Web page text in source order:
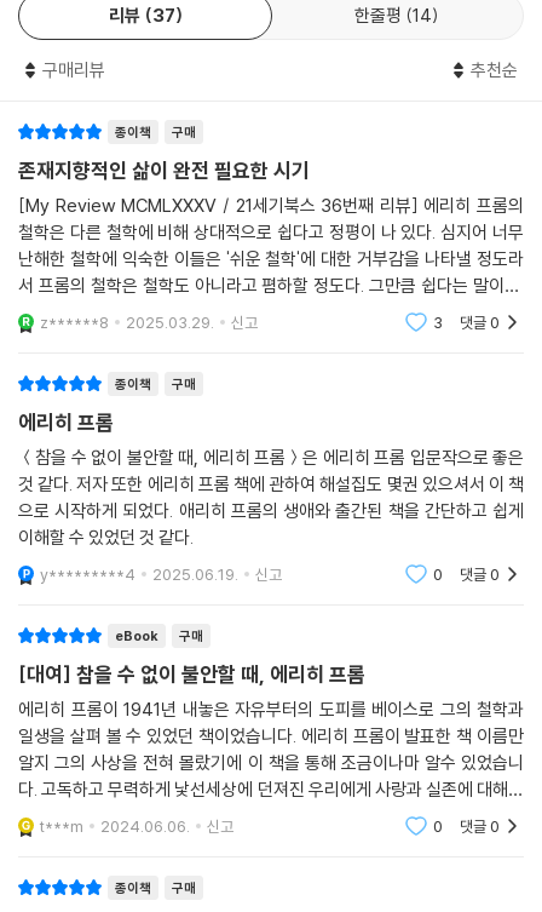
사랑과 책임감과 관심에 입각한 삶을 살 경우에만, 우리는 자신의 인격과
정체성에 대한 확신과 자신감을 가질 수 있다. 이에 반해 우리가 자신의 정
체성을 자신에게 속하는 재산이나 지위, 권력, 가족, 신체, 과거의 영광을
없게 된다. 이는 자아의 정체성이라는 것은 존재의 범주에 관계되는 것이
지 소유의 범주에 관계되지 않기 때문이다. 자아의 참된 정체성은 내가 얼
마나 많이 소유하느냐에 의해 결정되지 않고 내가 얼마나 진실하게 존재하
느냐에 의해 결정된다.
---「4부｜진정한 자아와 자유를 찾는 방법」중에서
되고 세계 전체와의 관계를 재설정하며 삶의 태도가 변혁되는 경험을 할
왜 우리는 끝없이 불안하고 고독한가
에리히 프롬은 인간에게 주어진 무한한 자유가 불안과 고독을 유발한다고
분석한다. 물질적 풍요와 여가를 즐기며 자유롭게 사는 지금, 인류가 쟁취
한 자유의 역사는 절정에 이른 것처럼 보인다. 그러나 모든 것을 스스로 결
정하고 책임져야 하는 상황이 부담스러운 짐으로 느껴질 때 자유는 더 이
상 자유가 아니게 된다. 이때 인간을 지배하는 부정적 감정들에서 벗어나
기 위해 종교나 정치이데올로기와 같은 새로운 비이성적인 권위에 자신을
내맡기며 스스로 자아와 자유를 포기한다.
이 책에서는 르네상스 시대에서 자본주의 시대까지, 다양한 형태의 자유로
부터의 도피가 일어난 역사적 장면들과 함께 인간의 심리에 대한 에리히
프롬의 통찰을 확인할 수 있다. 프롬은 날카로운 지성으로 인간이 가진 역
설성을 가감 없이 드러낼 뿐 아니라, 아픈 사회와 현실을 철저히 변혁할 것
을 제언한다. 만약 프롬이 지금의 한국 사회를 본다면 소유욕과 소비주의
에 사로잡힌 우리를 향해서도 변혁만이 우리 개개인이 자신의 삶의 진정한
이처럼 에리히 프롬은 현상을 분석하는 것에 그치지 않는다. 그의 철학은
그렇다면 우리는 이를 어떻게 극복해야 하는지에 대한 치유의 단계로 나아
간다. 프롬은 인간 스스로가 고독하고 무력하게 낯선 세계에 던져져 있다
고 느낄 때 갖게 되는 욕망이 있다고 말한다. 인간은 이러한 욕망을 생산적
으로 충족할 때, 다시 말해 ‘사랑’과 ‘지혜’ 같은 자신의 이성적인 잠재능력
을 충분히 구현함으로써 행복해질 수 있다. 인간 본성의 법칙에 따라 자신
의 능력을 전개해야 한다고 말하는 프롬의 제언처럼, 우리는 자신의 힘으
수 있을 것이다.
리뷰 37 한줄평 14
구매리뷰 추천순
종이책 구매
존재지향적인 삶이 완전 필요한 시기
[My Review MCMLXXXV / 21세기북스 36번째 리뷰] 에리히 프롬의
철학은 다른 철학에 비해 상대적으로 쉽다고 정평이 나 있다. 심지어 너무
난해한 철학에 익숙한 이들은 '쉬운 철학'에 대한 거부감을 나타낼 정도라
서 프롬의 철학은 철학도 아니라고 폄하할 정도다. 그만큼 쉽다는 말이다.
그러니 철학을 막연하게 어렵다고만 하는 분들이 접근하기 아주 좋은 철학
임에 틀림없다. 그러나
z******8 2025.03.29. 신고 3 댓글0
종이책 구매
에리히 프롬
＜참을 수 없이 불안할 때, 에리히 프롬＞은 에리히 프롬 입문작으로 좋은
것 같다. 저자 또한 에리히 프롬 책에 관하여 해설집도 몇권 있으셔서 이 책
으로 시작하게 되었다. 애리히 프롬의 생애와 출간된 책을 간단하고 쉽게
이해할 수 있었던 것 같다.
y*********4 2025.06.19. 신고 0 댓글0
eBook 구매
[대여] 참을 수 없이 불안할 때, 에리히 프롬
에리히 프롬이 1941년 내놓은 자유부터의 도피를 베이스로 그의 철학과
일생을 살펴 볼 수 있었던 책이었습니다. 에리히 프롬이 발표한 책 이름만
알지 그의 사상을 전혀 몰랐기에 이 책을 통해 조금이나마 알수 있었습니
다. 고독하고 무력하게 낯선세상에 던져진 우리에게 사랑과 실존에 대해서
가르쳐 주고 있는 책이었습니다.
t***m 2024.06.06. 신고 0 댓글0
종이책 구매